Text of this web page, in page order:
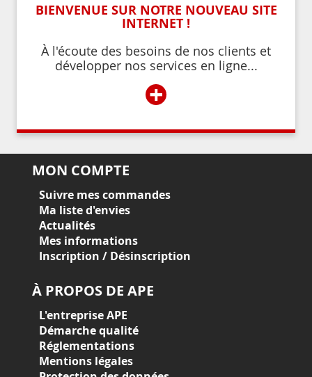
BIENVENUE SUR NOTRE NOUVEAU SITE
INTERNET !
À l'écoute des besoins de nos clients et
développer nos services en ligne...
+
MON COMPTE
Suivre mes commandes
Ma liste d'envies
Actualités
Mes informations
Inscription / Désinscription
À PROPOS DE APE
L'entreprise APE
Démarche qualité
Réglementations
Mentions légales